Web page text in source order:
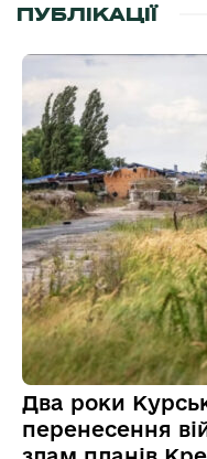
ПУБЛІКАЦІЇ
Два роки
перенесення